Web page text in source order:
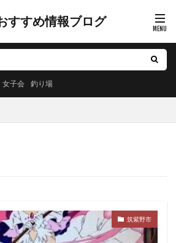
すすめ情報ブログ
女子会 釣り場
筑紫野市